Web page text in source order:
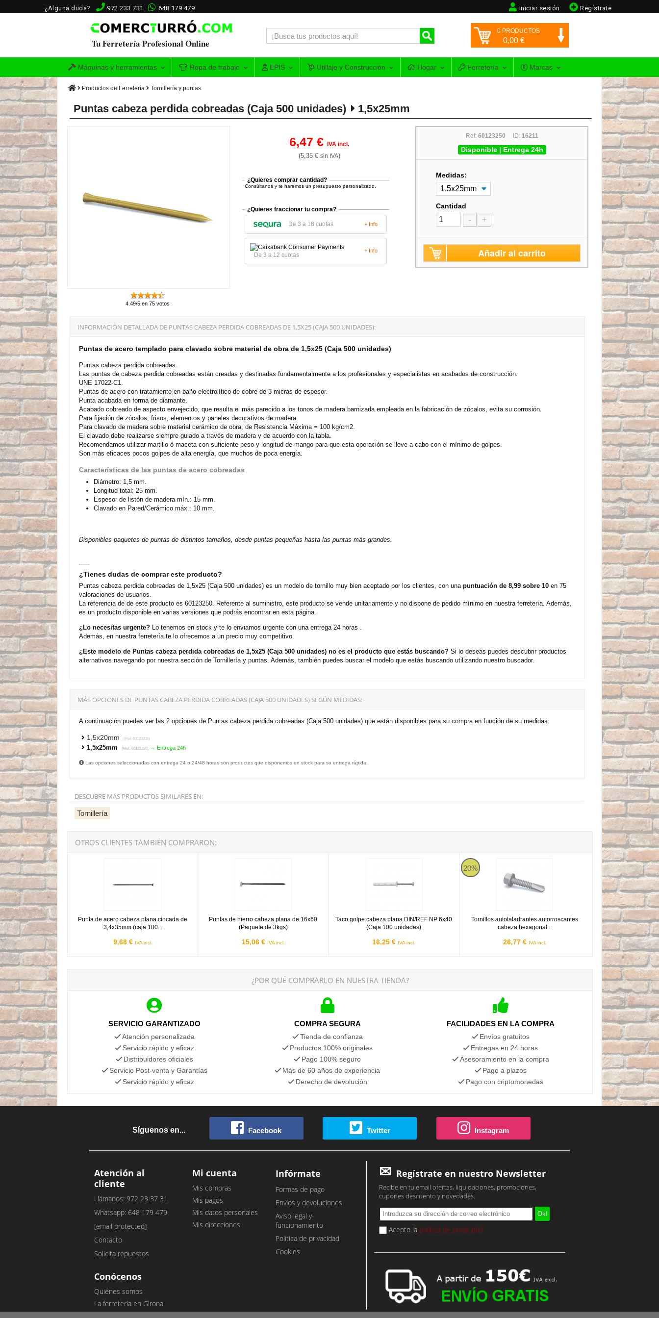
¿Alguna duda? 972 233 731 648 179 479 Regístrate
Iniciar sesión
Tu Ferretería Profesional Online
0 PRODUCTOS
0,00 €
Máquinas y herramientas Ropa de trabajo EPIS Utillaje y Construcción Hogar Ferretería Marcas
Productos de Ferretería Tornillería y puntas
Puntas cabeza perdida cobreadas (Caja 500 unidades) 1,5x25mm
4.49/5 en 75 votos
6,47 €IVA incl.
(5,35 € sin IVA)
¿Quieres comprar cantidad?
Consúltanos y te haremos un presupuesto personalizado.
¿Quieres fraccionar tu compra?
De 3 a 18 cuotas + Info
De 3 a 12 cuotas
+ Info
Ref: 60123250 ID: 16211
Disponible | Entrega 24h
Medidas:
Cantidad
- +
Añadir al carrito
INFORMACIÓN DETALLADA DE PUNTAS CABEZA PERDIDA COBREADAS DE 1,5X25 (CAJA 500 UNIDADES):
Puntas de acero templado para clavado sobre material de obra de 1,5x25 (Caja 500 unidades)
Puntas cabeza perdida cobreadas.
Las puntas de cabeza perdida cobreadas están creadas y destinadas fundamentalmente a los profesionales y especialistas en acabados de construcción.
UNE 17022-C1.
Puntas de acero con tratamiento en baño electrolítico de cobre de 3 micras de espesor.
Punta acabada en forma de diamante.
Acabado cobreado de aspecto envejecido, que resulta el más parecido a los tonos de madera barnizada empleada en la fabricación de zócalos, evita su corrosión.
Para fijación de zócalos, frisos, elementos y paneles decorativos de madera.
Para clavado de madera sobre material cerámico de obra, de Resistencia Máxima = 100 kg/cm2.
El clavado debe realizarse siempre guiado a través de madera y de acuerdo con la tabla.
Recomendamos utilizar martillo ó maceta con suficiente peso y longitud de mango para que esta operación se lleve a cabo con el mínimo de golpes.
Son más eficaces pocos golpes de alta energía, que muchos de poca energía.
Características de las puntas de acero cobreadas
Diámetro: 1,5 mm.
Longitud total: 25 mm.
Espesor de listón de madera mín.: 15 mm.
Clavado en Pared/Cerámico máx.: 10 mm.
Disponibles paquetes de puntas de distintos tamaños, desde puntas pequeñas hasta las puntas más grandes.
¿Tienes dudas de comprar este producto?
Puntas cabeza perdida cobreadas de 1,5x25 (Caja 500 unidades) es un modelo de tornillo muy bien aceptado por los clientes, con una puntuación de 8,99 sobre 10 en 75
valoraciones de usuarios.
La referencia de de este producto es 60123250. Referente al suministro, este producto se vende unitariamente y no dispone de pedido mínimo en nuestra ferretería. Además,
es un producto disponible en varias versiones que podrás encontrar en esta página.
¿Lo necesitas urgente? Lo tenemos en stock y te lo enviamos urgente con una entrega 24 horas .
Además, en nuestra ferretería te lo ofrecemos a un precio muy competitivo.
¿Este modelo de Puntas cabeza perdida cobreadas de 1,5x25 (Caja 500 unidades) no es el producto que estás buscando? Si lo deseas puedes descubrir productos
alternativos navegando por nuestra sección de Tornillería y puntas. Además, también puedes buscar el modelo que estás buscando utilizando nuestro buscador.
MÁS OPCIONES DE PUNTAS CABEZA PERDIDA COBREADAS (CAJA 500 UNIDADES) SEGÚN MEDIDAS:
A continuación puedes ver las 2 opciones de Puntas cabeza perdida cobreadas (Caja 500 unidades) que están disponibles para su compra en función de su medidas:
1,5x20mm (Ref. 60123206)
1,5x25mm (Ref. 60123250) → Entrega 24h
Las opciones seleccionadas con entrega 24 o 24/48 horas son productos que disponemos en stock para su entrega rápida.
DESCUBRE MÁS PRODUCTOS SIMILARES EN:
Tornillería
OTROS CLIENTES TAMBIÉN COMPRARON:
Punta de acero cabeza plana cincada de
3,4x35mm (caja 100...
9,68 € IVA incl.
Puntas de hierro cabeza plana de 16x60
(Paquete de 3kgs)
15,06 € IVA incl.
Taco golpe cabeza plana DIN/REF NP 6x40
(Caja 100 unidades)
16,25 € IVA incl.
Taco golpe cabeza plana DIN/REF NP 6x40 (Caja 100 unidades)
20%
Tornillos autotaladrantes autorroscantes
cabeza hexagonal...
26,77 € IVA incl.
Tornillos autotaladrantes autorroscantes cabeza hexagonal
¿POR QUÉ COMPRARLO EN NUESTRA TIENDA?
SERVICIO GARANTIZADO
Atención personalizada
Servicio rápido y eficaz
Distribuidores oficiales
Servicio Post-venta y Garantías
Servicio rápido y eficaz
COMPRA SEGURA
Tienda de confianza
Productos 100% originales
Pago 100% seguro
Más de 60 años de experiencia
Derecho de devolución
FACILIDADES EN LA COMPRA
Envíos gratuitos
Entregas en 24 horas
Asesoramiento en la compra
Pago a plazos
Pago con criptomonedas
Síguenos en... Facebook Twitter Instagram
Atención al
cliente
Llámanos: 972 23 37 31
Whatsapp: 648 179 479
[email protected]
Contacto
Solicita repuestos
Conócenos
Quiénes somos
La ferretería en Girona
Mi cuenta
Mis compras
Mis pagos
Mis datos personales
Mis direcciones
Infórmate
Formas de pago
Envíos y devoluciones
Aviso legal y
funcionamiento
Política de privacidad
Cookies
Regístrate en nuestro Newsletter
Recibe en tu email ofertas, liquidaciones, promociones,
cupones descuento y novedades.
Acepto la política de privacidad